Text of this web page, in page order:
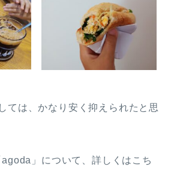
ては、かなり安く抑えられたと思
」について、詳しくはこち